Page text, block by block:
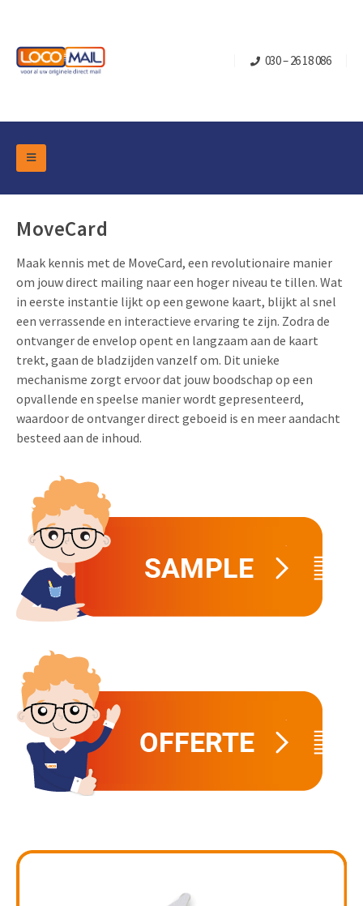
030 – 26 18 086
MoveCard
Maak kennis met de MoveCard, een revolutionaire manier
om jouw direct mailing naar een hoger niveau te tillen. Wat
in eerste instantie lijkt op een gewone kaart, blijkt al snel
een verrassende en interactieve ervaring te zijn. Zodra de
ontvanger de envelop opent en langzaam aan de kaart
trekt, gaan de bladzijden vanzelf om. Dit unieke
mechanisme zorgt ervoor dat jouw boodschap op een
opvallende en speelse manier wordt gepresenteerd,
waardoor de ontvanger direct geboeid is en meer aandacht
besteed aan de inhoud.
DM Marketing Tools
Overzicht Categorieën
Pop-up Kubussen
Turning Card
Brievenbusdoosje +
Schuifkaarten
Pop-up Kaarten
Geluidskaarten
Twin Sliders
Tabkaarten
Budget kaarten
Andere opvallende mailings
Klepdoosjes
Schuifdoosjes
Branche
Retail Marketing
Vastgoedmarketing
Sport Marketing
Media Marketing
Automotive Marketing
Marketing in de Zorg
Duurzame Marketing
Marketing voor Scholen
Horeca Marketing
Gelegenheden
Kerst- en Eindejaar
Verjaardag en Jubilea
Uitnodigingen
Product Introductie
Kalender maken
Klantenbinding
Over Ons
Vacatures
Contactgegevens
Duurzaamheid
Brochure downloaden